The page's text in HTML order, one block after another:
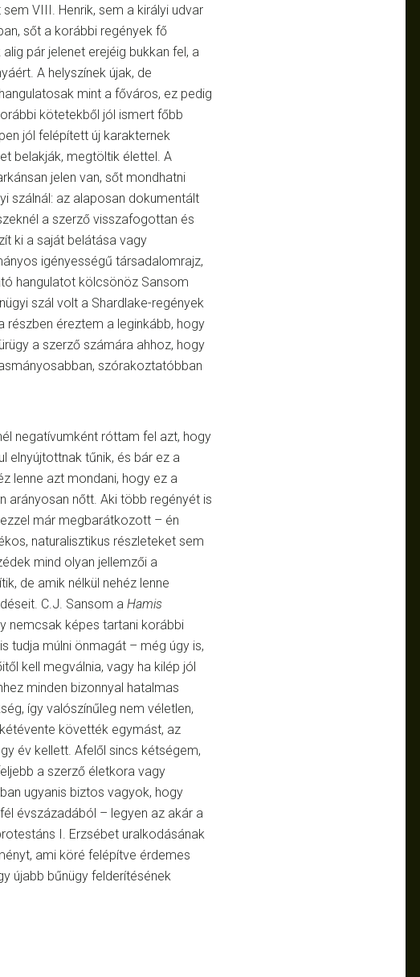
VIII. Henrik, sem a királyi udvar
sőt a korábbi regények fő
pár jelenet erejéig bukkan fel, a
A helyszínek újak, de
mint a főváros, ez pedig
kötetekből jól ismert főbb
jól felépített új karakternek
belakják, megtöltik élettel. A
jelen van, sőt mondhatni
szálnál: az alaposan dokumentált
a szerző visszafogottan és
ki a saját belátása vagy
igényességű társadalomrajz,
hangulatot kölcsönöz Sansom
szál volt a Shardlake-regények
részben éreztem a leginkább, hogy
a szerző számára ahhoz, hogy
szórakoztatóbban
negatívumként róttam fel azt, hogy
elnyújtottnak tűnik, és bár ez a
lenne azt mondani, hogy ez a
arányosan nőtt. Aki több regényét is
már megbarátkozott – én
naturalisztikus részleteket sem
mind olyan jellemzői a
de amik nélkül nehéz lenne
C.J. Sansom a Hamis
nemcsak képes tartani korábbi
tudja múlni önmagát – még úgy is,
kell megválnia, vagy ha kilép jól
minden bizonnyal hatalmas
így valószínűleg nem véletlen,
követték egymást, az
év kellett. Afelől sincs kétségem,
a szerző életkora vagy
ugyanis biztos vagyok, hogy
évszázadából – legyen az akár a
I. Erzsébet uralkodásának
ami köré felépítve érdemes
újabb bűnügy felderítésének